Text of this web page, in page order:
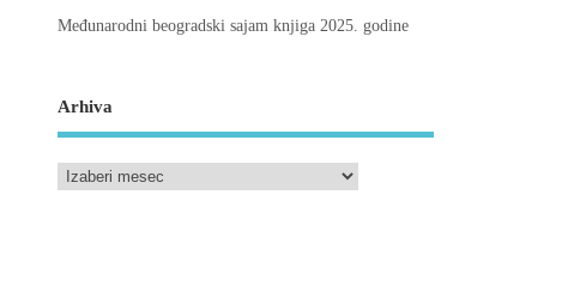
Međunarodni beogradski sajam knjiga 2025. godine
Arhiva